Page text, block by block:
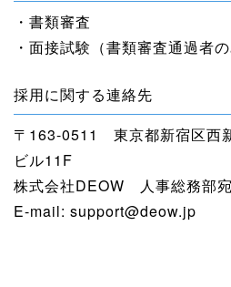
・書類審査
・面接試験（書類審査通過者の
採用に関する連絡先
〒163-0511 東京都新宿区西
ビル11F
株式会社DEOW 人事総務部宛
E-mail: support@deow.jp